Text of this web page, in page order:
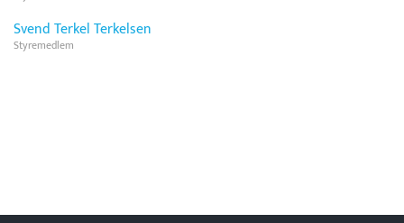
Svend Terkel Terkelsen
Styremedlem